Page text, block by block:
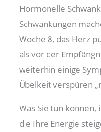
Hormonelle
Schwankungen
Woche 8, das Herz
als vor der
weiterhin einige
Übelkeit verspüren
Was Sie tun können,
die Ihre Energie